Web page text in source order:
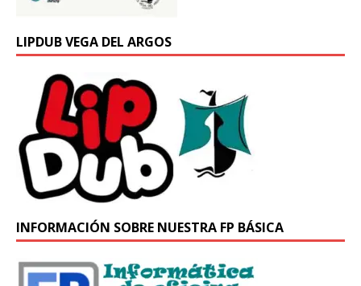
LIPDUB VEGA DEL ARGOS
INFORMACIÓN SOBRE NUESTRA FP BÁSICA